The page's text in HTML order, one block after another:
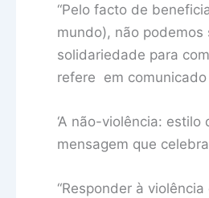
“Pelo facto de
mundo), não
solidariedade para
refere em comunicado
‘A não-violência:
mensagem que
“Responder à